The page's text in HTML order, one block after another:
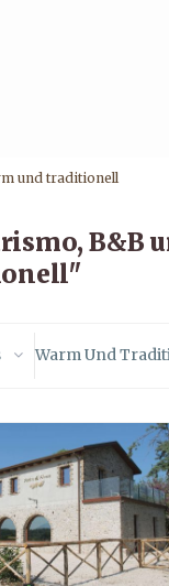
und traditionell
B&B
Warm Und